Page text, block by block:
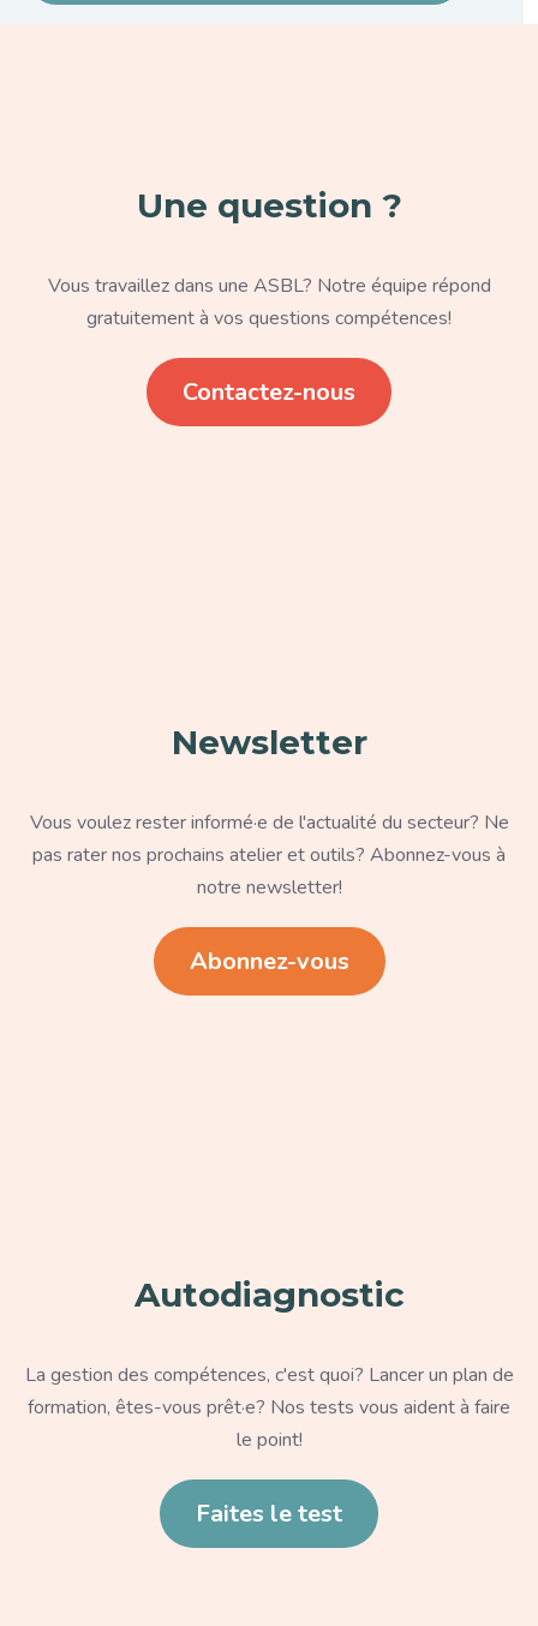
Une question ?
Vous travaillez dans une ASBL? Notre équipe répond
gratuitement à vos questions compétences!
Contactez-nous
Newsletter
Vous voulez rester informé·e de l'actualité du secteur? Ne
pas rater nos prochains atelier et outils? Abonnez-vous à
notre newsletter!
Abonnez-vous
Autodiagnostic
La gestion des compétences, c'est quoi? Lancer un plan de
formation, êtes-vous prêt·e? Nos tests vous aident à faire
le point!
Faites le test